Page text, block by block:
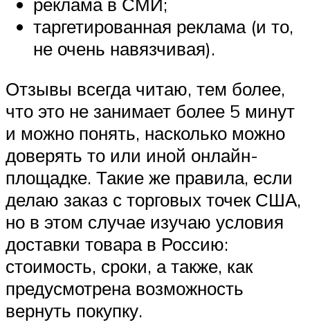
таргетированная реклама (и то,
не очень навязчивая).
Отзывы всегда читаю, тем более,
что это не занимает более 5 минут
и можно понять, насколько можно
доверять то или иной онлайн-
площадке. Такие же правила, если
делаю заказ с торговых точек США,
но в этом случае изучаю условия
доставки товара в Россию:
стоимость, сроки, а также, как
предусмотрена возможность
вернуть покупку.